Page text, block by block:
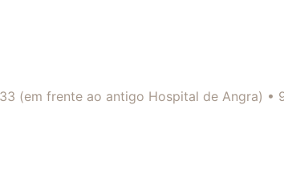
(em frente ao antigo Hospital de Angra) •